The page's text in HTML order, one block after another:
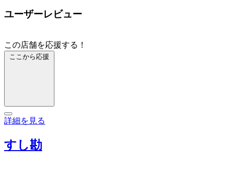
ユーザーレビュー
この店舗を応援する！
ここから応援
詳細を見る
すし勘